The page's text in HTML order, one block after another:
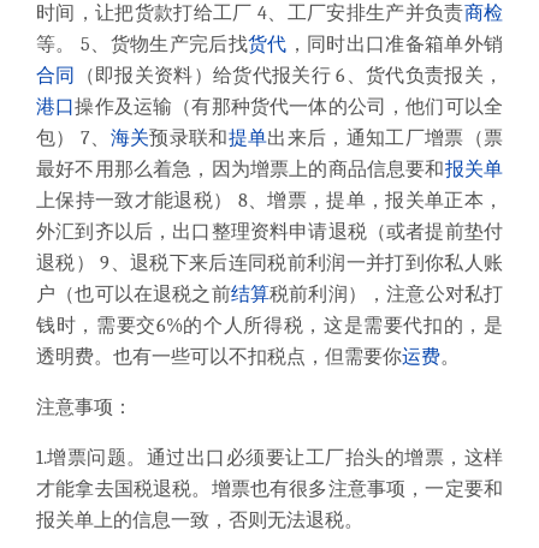
时间，让把货款打给工厂 4、工厂安排生产并负责商检
等。 5、货物生产完后找货代 ，同时出口准备箱单外销
合同
（即报关资料）给货代报关行 6、货代负责报关，
港口操作及运输（有那种货代一体的公司，他们可以全
包） 7、 海关预录联和提单出来后，通知工厂增票（票
最好不用那么着急，因为增票上的商品信息要和报关单
上保持一致才能退税） 8、增票，提单，报关单正本，
外汇到齐以后，出口整理资料申请退税（或者提前垫付
退税） 9、退税下来后连同税前利润一并打到你私人账
户（也可以在退税之前结算税前利润），注意公对私打
钱时，需要交6%的个人所得税，这是需要代扣的，是
透明费。也有一些可以不扣税点，但需要你运费。
注意事项：
1.增票问题。通过出口必须要让工厂抬头的增票，这样
才能拿去国税退税。增票也有很多注意事项，一定要和
报关单上的信息一致，否则无法退税。